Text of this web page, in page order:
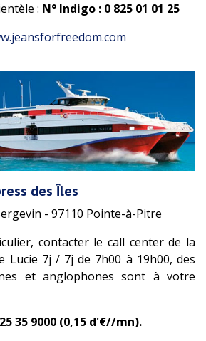
: N° Indigo : 0 825 01 01 25
des Îles
- 97110 Pointe-à-Pitre
contacter le call center de la
Lucie 7j / 7j de 7h00 à 19h00, des
et anglophones sont à votre
35 9000 (0,15 d'€//mn).